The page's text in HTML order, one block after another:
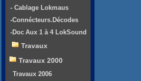
- Cablage Lokmaus
-Connécteurs.Décodes
-Doc Aux 1 à 4 LokSound
Travaux
Travaux 2000
Travaux 2006